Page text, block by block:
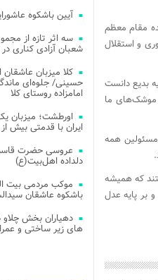
مقام معظم
و استقلال
بدیع دانست
موشک‌های ما
مسئولین همه
که همیشه
بر پایه عدل
آیین باشکوه
سه اثر تازه از
شعبان آزادی کناری در
کلا میزبان عاشقان
حسینی/ جلوه‌ای
امامزاده روستای کلا
اورطشت؛ میزبان
ایران با قدمتی بیش از ۶۰۰ سال
عروسی حضرت
دلداده اهل‌بیت(ع)
موکب مردمی بیت‌
باشکوه عاشقان
دهیاران بخش چلاو
های زیر ساختی و